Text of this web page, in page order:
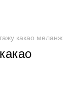
какао меланж